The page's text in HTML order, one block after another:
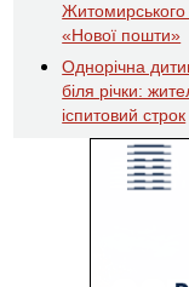
Житомирського
«Нової пошти»
Однорічна
біля річки:
іспитовий строк